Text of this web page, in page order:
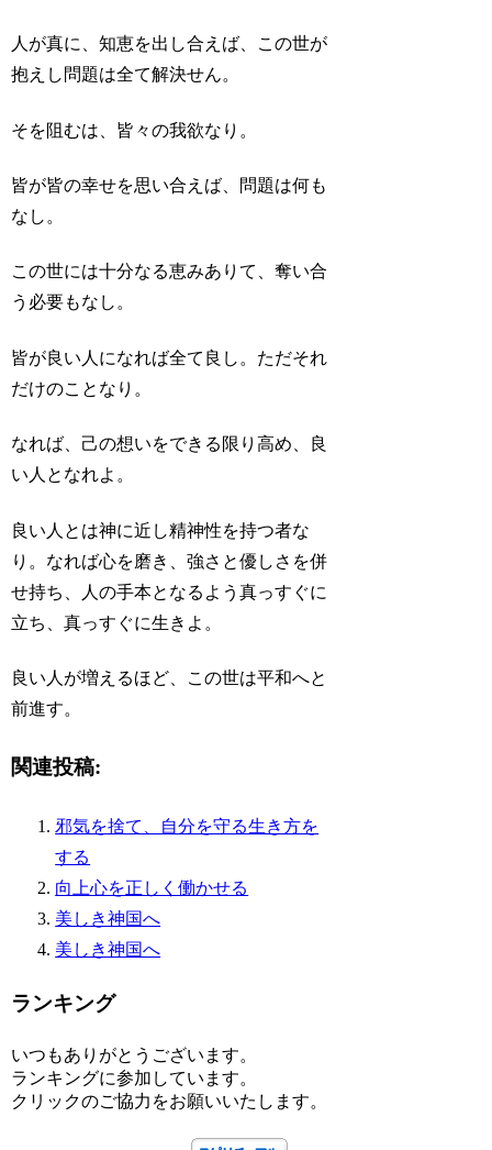
人が真に、知恵を出し合えば、この世が
抱えし問題は全て解決せん。
そを阻むは、皆々の我欲なり。
皆が皆の幸せを思い合えば、問題は何も
なし。
この世には十分なる恵みありて、奪い合
う必要もなし。
皆が良い人になれば全て良し。ただそれ
だけのことなり。
なれば、己の想いをできる限り高め、良
い人となれよ。
良い人とは神に近し精神性を持つ者な
り。なれば心を磨き、強さと優しさを併
せ持ち、人の手本となるよう真っすぐに
立ち、真っすぐに生きよ。
良い人が増えるほど、この世は平和へと
前進す。
関連投稿:
邪気を捨て、自分を守る生き方を
する
向上心を正しく働かせる
美しき神国へ
美しき神国へ
ランキング
いつもありがとうございます。
ランキングに参加しています。
クリックのご協力をお願いいたします。